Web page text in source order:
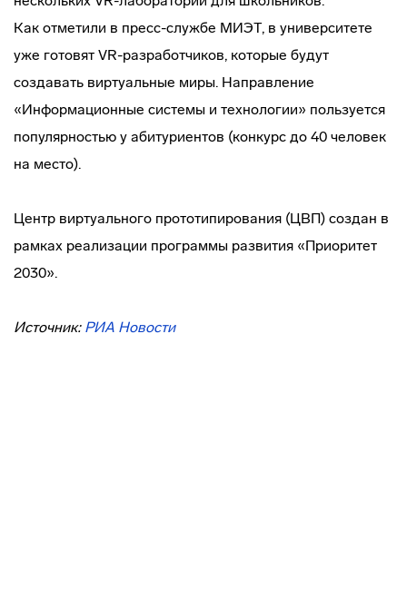
Как отметили в пресс-службе МИЭТ, в университете
уже готовят VR-разработчиков, которые будут
создавать виртуальные миры. Направление
«Информационные системы и технологии» пользуется
популярностью у абитуриентов (конкурс до 40 человек
на место).
Центр виртуального прототипирования (ЦВП) создан в
рамках реализации программы развития «Приоритет
2030».
Источник: РИА Новости